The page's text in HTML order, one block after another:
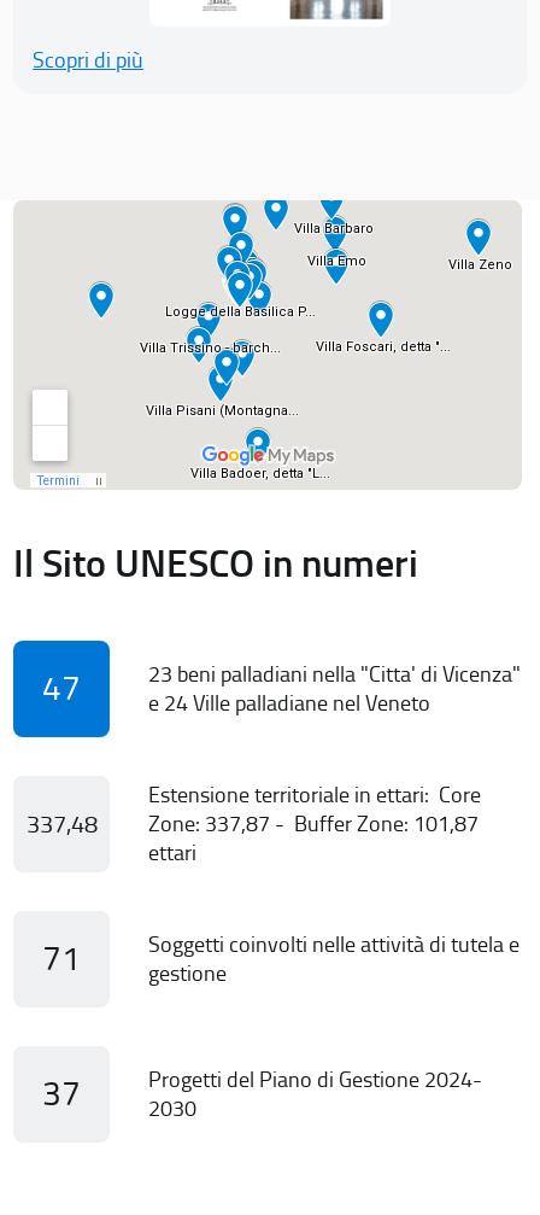
Scopri di più
Il Sito UNESCO in numeri
47
23 beni palladiani nella "Citta' di Vicenza"
e 24 Ville palladiane nel Veneto
337,48
Estensione territoriale in ettari: Core
Zone: 337,87 - Buffer Zone: 101,87
ettari
71
Soggetti coinvolti nelle attività di tutela e
gestione
37
Progetti del Piano di Gestione 2024-
2030